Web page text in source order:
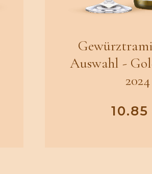
Auswahl -
2024
10.85